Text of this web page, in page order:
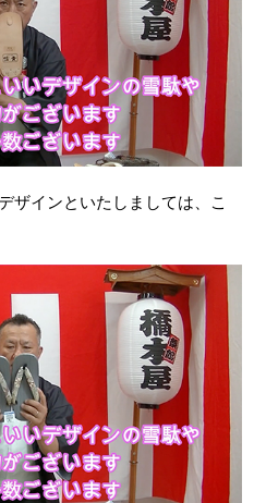
ザインといたしましては、こ